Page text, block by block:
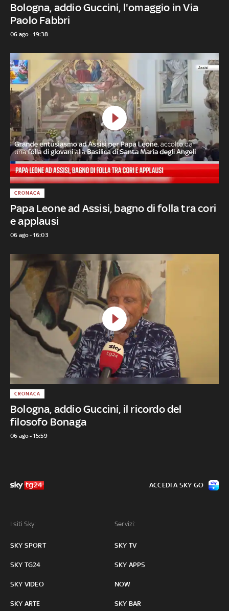
Bologna, addio Guccini, l'omaggio in Via
Paolo Fabbri
06 ago - 19:38
Papa Leone ad Assisi, bagno di folla tra cori
e applausi
CRONACA
06 ago - 16:03
Bologna, addio Guccini, il ricordo del
filosofo Bonaga
CRONACA
06 ago - 15:59
I siti Sky:
SKY SPORT
SKY TG24
SKY VIDEO
SKY ARTE
Servizi:
SKY TV
SKY APPS
NOW
SKY BAR
ACCEDI A SKY GO